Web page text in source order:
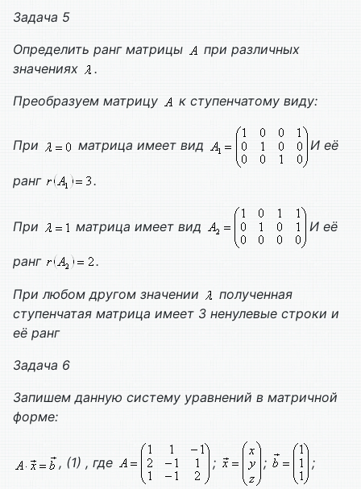
Задача 5
Определить ранг матрицы
при различных
значениях
.
Преобразуем матрицу
к ступенчатому виду:
При матрица имеет вид И её
ранг .
При матрица имеет вид И её
ранг .
При любом другом значении
полученная
ступенчатая матрица имеет 3 ненулевые строки и
её ранг
Задача 6
Запишем данную систему уравнений в матричной
форме:
, (1) , где ; ; ;